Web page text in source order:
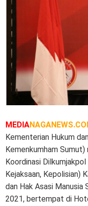
MEDIA
Kementerian Hukum
Kemenkumham
Koordinasi
Kejaksaan, Kepolisian)
dan Hak Asasi Manusia
2021, bertempat di